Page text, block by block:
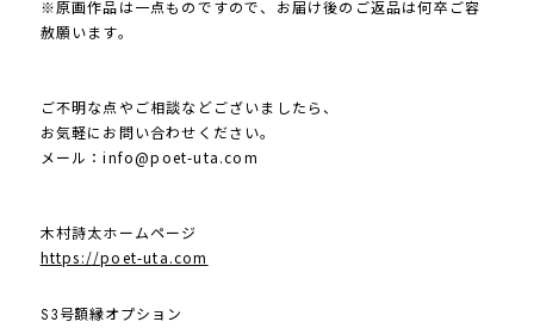
※原画作品は一点ものですので、お届け後のご返品は何卒ご容
赦願います。
ご不明な点やご相談などございましたら、
お気軽にお問い合わせください。
メール：info@poet-uta.com
木村詩太ホームページ
https://poet-uta.com
S3号額縁オプション